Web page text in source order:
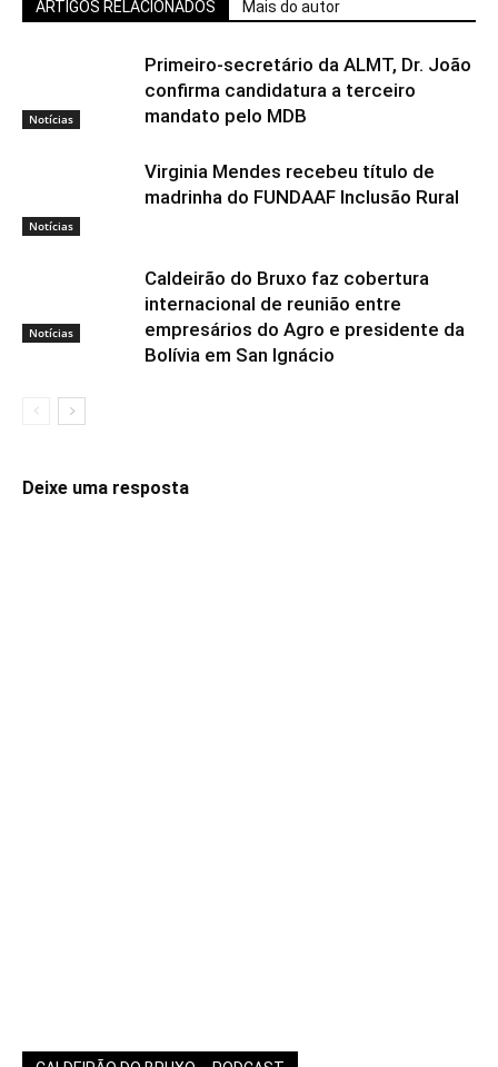
ARTIGOS RELACIONADOS Mais do autor
Notícias
Primeiro-secretário da ALMT, Dr. João
confirma candidatura a terceiro
mandato pelo MDB
Notícias
Virginia Mendes recebeu título de
madrinha do FUNDAAF Inclusão Rural
Notícias
Caldeirão do Bruxo faz cobertura
internacional de reunião entre
empresários do Agro e presidente da
Bolívia em San Ignácio
Deixe uma resposta